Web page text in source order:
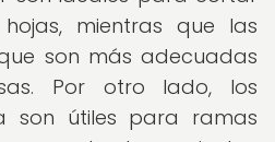
mientras que las
son más adecuadas
Por otro lado, los
son útiles para ramas